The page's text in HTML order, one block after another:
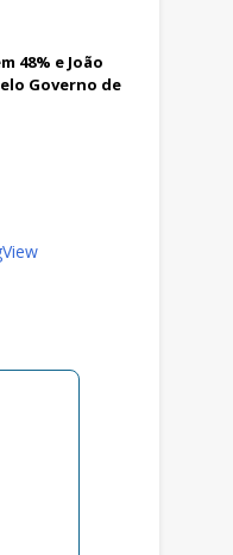
48% e João
Governo de